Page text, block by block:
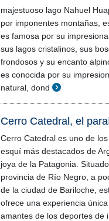
majestuoso lago Nahuel
por imponentes montañas,
es famosa por su
sus lagos cristalinos, sus
frondosos y su encanto
es conocida por su
natural, dond
Cerro Catedral, el
Cerro Catedral es uno de
esquí más destacados de
joya de la Patagonia.
provincia de Río Negro, a
de la ciudad de Bariloche,
ofrece una experiencia
amantes de los deportes de i